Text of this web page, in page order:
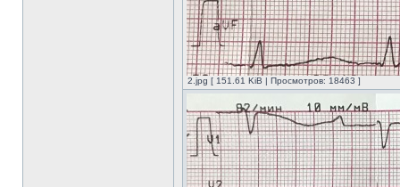
2.jpg [ 151.61 KiB | Просмотров: 18463 ]